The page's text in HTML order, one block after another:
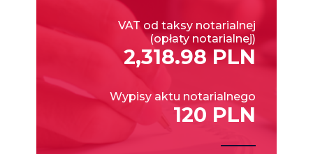
VAT od taksy notarialnej
(opłaty notarialnej)
2,318.98 PLN
Wypisy aktu notarialnego
120 PLN